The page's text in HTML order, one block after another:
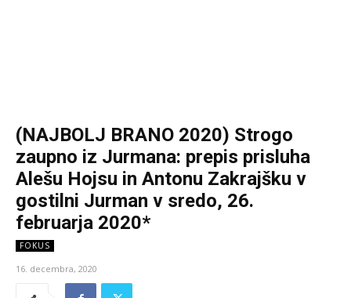
(NAJBOLJ BRANO 2020) Strogo
zaupno iz Jurmana: prepis prisluha
Alešu Hojsu in Antonu Zakrajšku v
gostilni Jurman v sredo, 26.
februarja 2020*
FOKUS
16. decembra, 2020